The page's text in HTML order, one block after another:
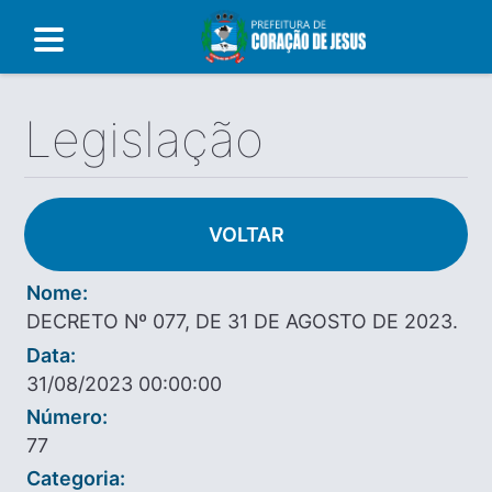
Legislação
VOLTAR
Nome:
DECRETO Nº 077, DE 31 DE AGOSTO DE 2023.
Data:
31/08/2023 00:00:00
Número:
77
Categoria: